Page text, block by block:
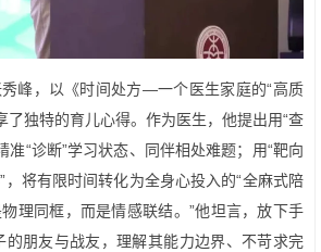
峰，以《时间处方—一个医生家庭的“高质
了独特的育儿心得。作为医生，他提出用“查
准“诊断”学习状态、同伴相处难题；用“靶向
，将有限时间转化为全身心投入的“全麻式陪
理同框，而是情感联结。”他坦言，放下手
的朋友与战友，理解其能力边界、不苛求完